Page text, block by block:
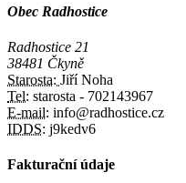
Obec Radhostice
Radhostice 21
38481 Čkyně
Starosta: Jiří Noha
Tel: starosta - 702143967
E-mail: info@radhostice.cz
IDDS: j9kedv6
Fakturační údaje